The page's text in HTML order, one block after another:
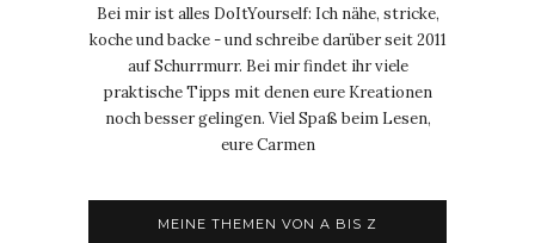
Bei mir ist alles DoItYourself: Ich nähe, stricke,
koche und backe - und schreibe darüber seit 2011
auf Schurrmurr. Bei mir findet ihr viele
praktische Tipps mit denen eure Kreationen
noch besser gelingen. Viel Spaß beim Lesen,
eure Carmen
MEINE THEMEN VON A BIS Z